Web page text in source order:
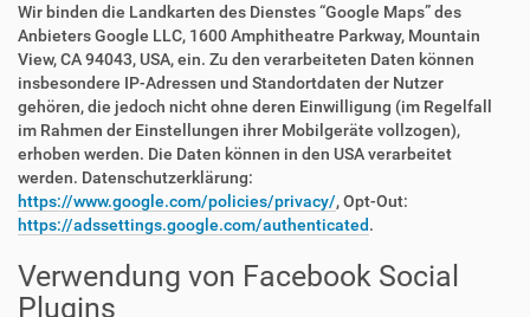
Wir binden die Landkarten des Dienstes “Google Maps” des
Anbieters Google LLC, 1600 Amphitheatre Parkway, Mountain
View, CA 94043, USA, ein. Zu den verarbeiteten Daten können
insbesondere IP-Adressen und Standortdaten der Nutzer
gehören, die jedoch nicht ohne deren Einwilligung (im Regelfall
im Rahmen der Einstellungen ihrer Mobilgeräte vollzogen),
erhoben werden. Die Daten können in den USA verarbeitet
werden. Datenschutzerklärung:
https://www.google.com/policies/privacy/, Opt-Out:
https://adssettings.google.com/authenticated.
Verwendung von Facebook Social
Plugins